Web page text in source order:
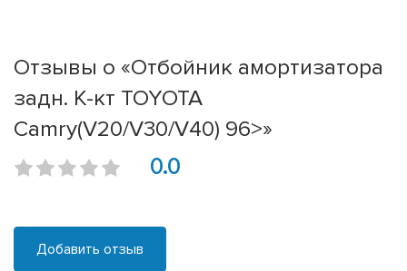
Отзывы о «Отбойник амортизатора
задн. К-кт TOYOTA
Camry(V20/V30/V40) 96>»
0.0
Добавить отзыв